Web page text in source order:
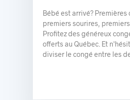
Bébé est arrivé? Premières
premiers sourires,
Profitez des généreux
offerts au Québec. Et
diviser le congé entre les